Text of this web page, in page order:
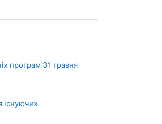
програм 31 травня
існуючих